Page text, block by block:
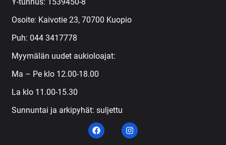
Y-tunnus: 1539450-8
Osoite: Kaivotie 23, 70700 Kuopio
Puh: 044 3417778
Myymälän uudet aukioloajat:
Ma – Pe klo 12.00-18.00
La klo 11.00-15.30
Sunnuntai ja arkipyhät: suljettu